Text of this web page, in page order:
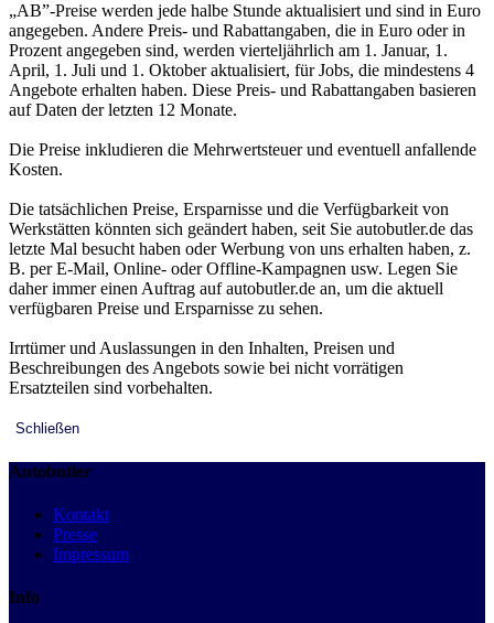
„AB”-Preise werden jede halbe Stunde aktualisiert und sind in Euro
angegeben. Andere Preis- und Rabattangaben, die in Euro oder in
Prozent angegeben sind, werden vierteljährlich am 1. Januar, 1.
April, 1. Juli und 1. Oktober aktualisiert, für Jobs, die mindestens 4
Angebote erhalten haben. Diese Preis- und Rabattangaben basieren
auf Daten der letzten 12 Monate.
Die Preise inkludieren die Mehrwertsteuer und eventuell anfallende
Kosten.
Die tatsächlichen Preise, Ersparnisse und die Verfügbarkeit von
Werkstätten könnten sich geändert haben, seit Sie autobutler.de das
letzte Mal besucht haben oder Werbung von uns erhalten haben, z.
B. per E-Mail, Online- oder Offline-Kampagnen usw. Legen Sie
daher immer einen Auftrag auf autobutler.de an, um die aktuell
verfügbaren Preise und Ersparnisse zu sehen.
Irrtümer und Auslassungen in den Inhalten, Preisen und
Beschreibungen des Angebots sowie bei nicht vorrätigen
Ersatzteilen sind vorbehalten.
Schließen
Autobutler
Kontakt
Presse
Impressum
Info